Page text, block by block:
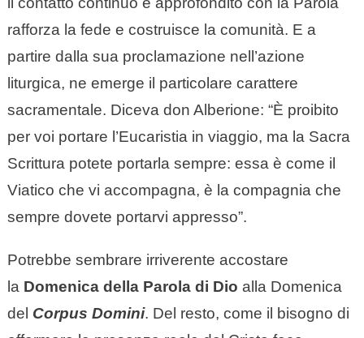
rafforza la fede e costruisce la comunità. E a
partire dalla sua proclamazione nell’azione
liturgica, ne emerge il particolare carattere
sacramentale. Diceva don Alberione: “È proibito
per voi portare l’Eucaristia in viaggio, ma la Sacra
Scrittura potete portarla sempre: essa è come il
Viatico che vi accompagna, è la compagnia che
sempre dovete portarvi appresso”.
Potrebbe sembrare irriverente accostare
la Domenica della Parola di Dio alla Domenica
del Corpus Domini. Del resto, come il bisogno di